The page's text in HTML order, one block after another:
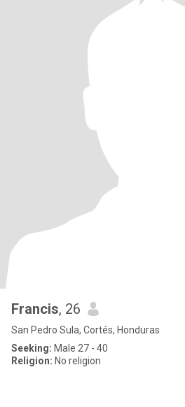
Francis, 26
San Pedro Sula, Cortés, Honduras
Seeking: Male 27 - 40
Religion: No religion